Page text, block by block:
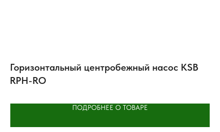
Горизонтальный центробежный насос KSB
RPH-RO
ПОДРОБНЕЕ О ТОВАРЕ